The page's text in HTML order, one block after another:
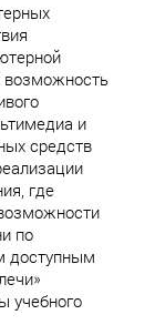
возможность
и
средств
где
по
доступным
учебного